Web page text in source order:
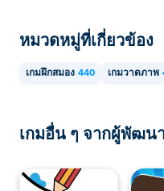
หมวดหมู่ที่เกี่ยวข้อง
เกมฝึกสมอง 440 เกมวาดภาพ
เกมอื่น ๆ จากผู้พัฒน